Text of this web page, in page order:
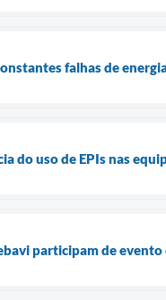
falhas de
do uso de EPIs nas
participam de